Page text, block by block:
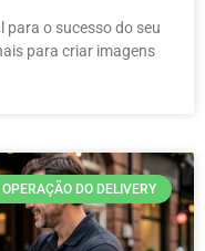
o sucesso do seu
para criar imagens
OPERAÇÃO DO DELIVERY